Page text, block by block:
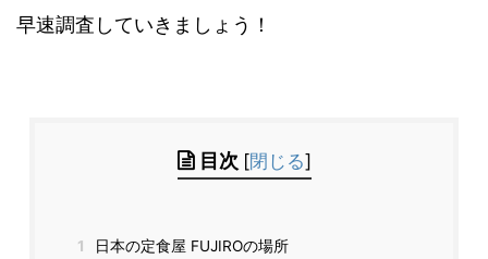
早速調査していきましょう！
目次 [閉じる]
1 日本の定食屋 FUJIROの場所